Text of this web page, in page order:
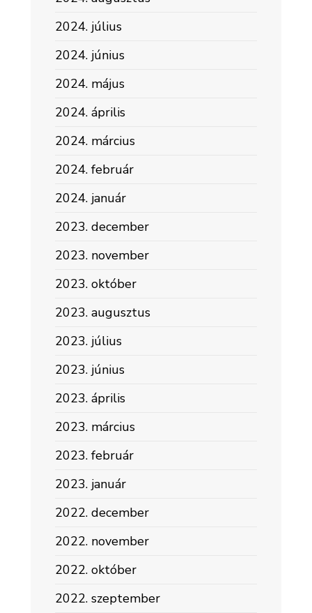
2024. július
2024. június
2024. május
2024. április
2024. március
2024. február
2024. január
2023. december
2023. november
2023. október
2023. augusztus
2023. július
2023. június
2023. április
2023. március
2023. február
2023. január
2022. december
2022. november
2022. október
2022. szeptember